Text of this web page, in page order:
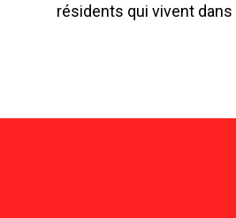
résidents qui vivent dans